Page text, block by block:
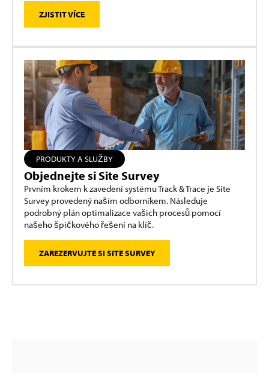
ZJISTIT VÍCE
PRODUKTY A SLUŽBY
Objednejte si Site Survey
Prvním krokem k zavedení systému Track & Trace je Site
Survey provedený naším odborníkem. Následuje
podrobný plán optimalizace vašich procesů pomocí
našeho špičkového řešení na klíč.
ZAREZERVUJTE SI SITE SURVEY